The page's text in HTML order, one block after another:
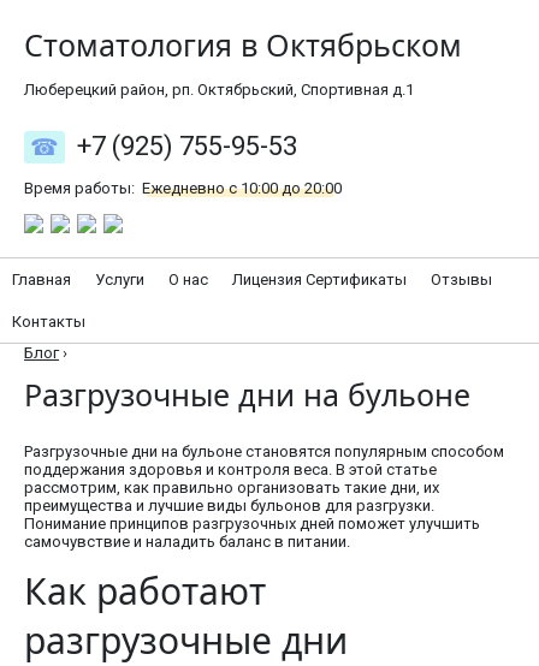
Стоматология в Октябрьском
Люберецкий район, рп. Октябрьский, Спортивная д.1
+7 (925) 755-95-53
Время работы: Ежедневно с 10:00 до 20:00
Главная Услуги О нас Лицензия Сертификаты Отзывы
Контакты
Блог ›
Разгрузочные дни на бульоне
Разгрузочные дни на бульоне становятся популярным способом
поддержания здоровья и контроля веса. В этой статье
рассмотрим, как правильно организовать такие дни, их
преимущества и лучшие виды бульонов для разгрузки.
Понимание принципов разгрузочных дней поможет улучшить
самочувствие и наладить баланс в питании.
Как работают
разгрузочные дни